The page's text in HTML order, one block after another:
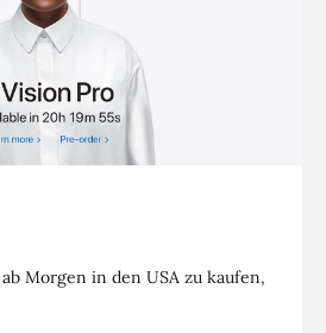
Morgen in den USA zu kaufen,